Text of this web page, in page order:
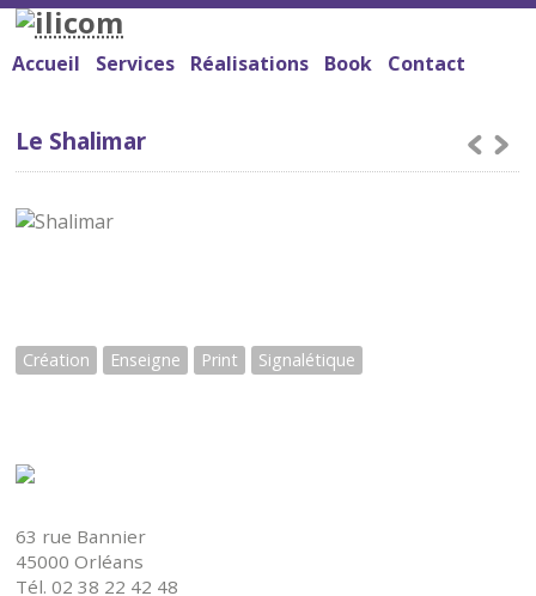
Accueil Services Réalisations Book Contact
Le Shalimar
Création Enseigne Print Signalétique
63 rue Bannier
45000 Orléans
Tél. 02 38 22 42 48